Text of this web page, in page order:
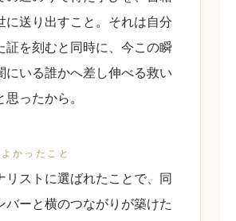
に送り出すこと。それは自分
証を刻むと同時に、今この瞬
にいる誰かへ差し伸べる救い
思ったから。
かったこと
リストに選ばれたことで、同
バーと横のつながりが築けた